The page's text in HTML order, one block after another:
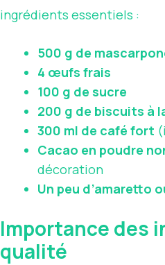
ingrédients essentiels :
500 g de
4 œufs frais
100 g de sucre
200 g de biscuits à
300 ml de café fort
Cacao en poudre
décoration
Un peu d’amaretto
Importance des
qualité